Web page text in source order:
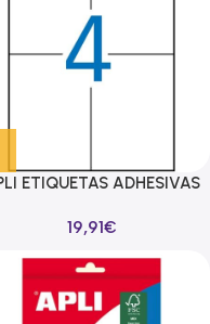
ETIQUETAS ADHESIVAS
X 20H POLIÉSTER BLANCO
19,91€